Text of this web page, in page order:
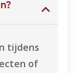
tijdens
of